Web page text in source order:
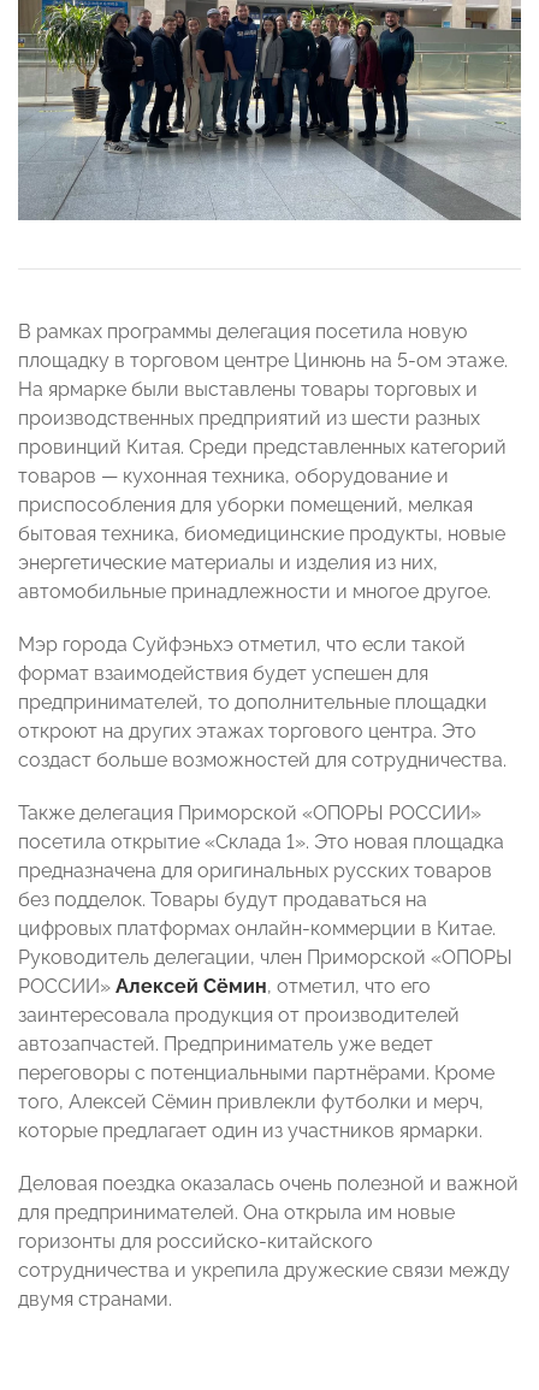
В рамках программы делегация посетила новую
площадку в торговом центре Цинюнь на 5-ом этаже.
На ярмарке были выставлены товары торговых и
производственных предприятий из шести разных
провинций Китая. Среди представленных категорий
товаров — кухонная техника, оборудование и
приспособления для уборки помещений, мелкая
бытовая техника, биомедицинские продукты, новые
энергетические материалы и изделия из них,
автомобильные принадлежности и многое другое.
Мэр города Суйфэньхэ отметил, что если такой
формат взаимодействия будет успешен для
предпринимателей, то дополнительные площадки
откроют на других этажах торгового центра. Это
создаст больше возможностей для сотрудничества.
Также делегация Приморской «ОПОРЫ РОССИИ»
посетила открытие «Склада 1». Это новая площадка
предназначена для оригинальных русских товаров
без подделок. Товары будут продаваться на
цифровых платформах онлайн-коммерции в Китае.
Руководитель делегации, член Приморской «ОПОРЫ
РОССИИ» Алексей Сёмин, отметил, что его
заинтересовала продукция от производителей
автозапчастей. Предприниматель уже ведет
переговоры с потенциальными партнёрами. Кроме
того, Алексей Сёмин привлекли футболки и мерч,
которые предлагает один из участников ярмарки.
Деловая поездка оказалась очень полезной и важной
для предпринимателей. Она открыла им новые
горизонты для российско-китайского
сотрудничества и укрепила дружеские связи между
двумя странами.